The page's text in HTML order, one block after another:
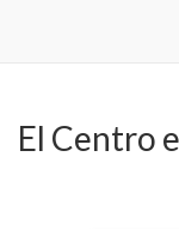
El Centro